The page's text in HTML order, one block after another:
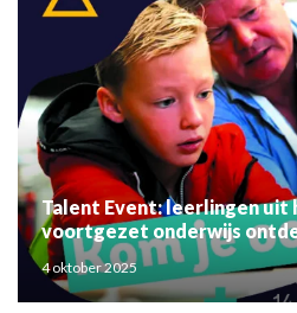
Talent Event: leerlingen uit
voortgezet onderwijs
de regio
4 oktober 2025